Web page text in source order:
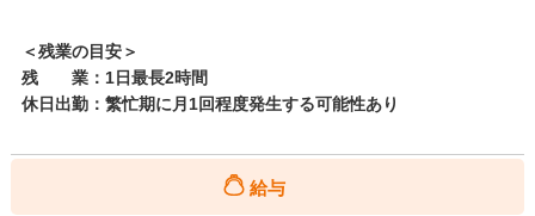
＜残業の目安＞
残 業：1日最長2時間
休日出勤：繁忙期に月1回程度発生する可能性あり
給与